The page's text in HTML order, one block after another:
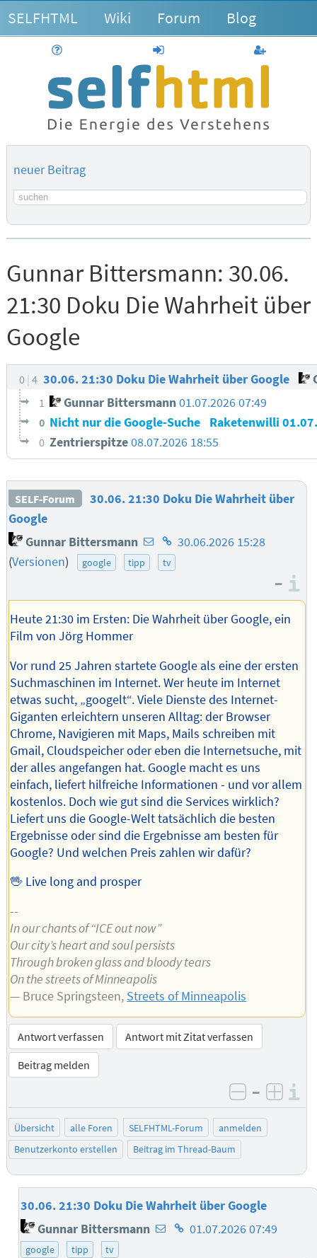
SELFHTML Wiki Forum Blog
anmelden
neuer Beitrag
Suchbegriff
Gunnar Bittersmann: 30.06.
21:30 Doku Die Wahrheit über
Google
0 4 30.06. 21:30 Doku Die Wahrheit über Google
1 Gunnar Bittersmann01.07.2026 07:49
0 Nicht nur die Google-Suche Raketenwilli
0 Zentrierspitze08.07.2026 18:55
SELF-Forum
30.06. 21:30 Doku Die Wahrheit über
Google
Gunnar Bittersmann E-
Mail-
des
Autors
Homepage
des
30.06.2026 15:28
(Versionen) google tipp tv
–
Heute 21:30 im Ersten: Die Wahrheit über Google, ein
Film von Jörg Hommer
Vor rund 25 Jahren startete Google als eine der ersten
Suchmaschinen im Internet. Wer heute im Internet
etwas sucht, „googelt“. Viele Dienste des Internet-
Giganten erleichtern unseren Alltag: der Browser
Chrome, Navigieren mit Maps, Mails schreiben mit
Gmail, Cloudspeicher oder eben die Internetsuche, mit
der alles angefangen hat. Google macht es uns
einfach, liefert hilfreiche Informationen - und vor allem
kostenlos. Doch wie gut sind die Services wirklich?
Liefert uns die Google-Welt tatsächlich die besten
Ergebnisse oder sind die Ergebnisse am besten für
Google? Und welchen Preis zahlen wir dafür?
🖖 Live long and prosper
--
In our chants of “ICE out now”
Our city’s heart and soul persists
Through broken glass and bloody tears
On the streets of Minneapolis
— Bruce Springsteen, Streets of Minneapolis
Antwort verfassen
Antwort mit Zitat verfassen
Beitrag melden
negativ
–
Übersicht alle Foren SELFHTML-Forum
anmelden
Benutzerkonto erstellen
Beitrag im Thread-Baum
30.06. 21:30 Doku Die Wahrheit über Google
Gunnar Bittersmann E-
Homepage
01.07.2026 07:49
google tipp tv